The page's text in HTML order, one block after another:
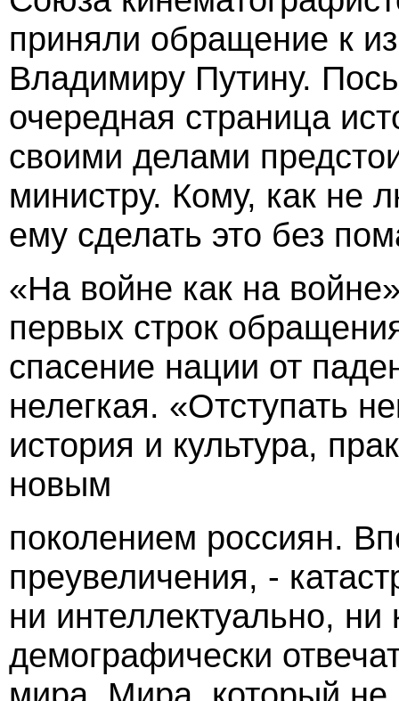
приняли обращение к
Владимиру Путину.
очередная страница
своими делами
министру. Кому, как не
ему сделать это без
«На войне как на
первых строк
спасение нации от
нелегкая. «Отступать
история и культура,
новым
поколением россиян.
преувеличения, -
ни интеллектуально, ни
демографически